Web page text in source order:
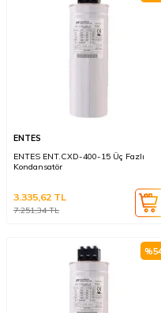
ENTES
ENTES ENT.CXD-400-15 Üç Fazlı
Kondansatör
7.251,34TL
3.335,62 TL
%